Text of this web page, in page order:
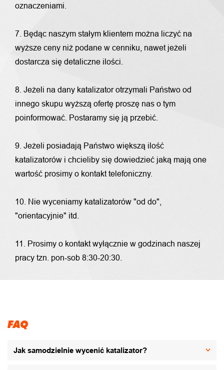
oznaczeniami.
7. Będąc naszym stałym klientem można liczyć na
wyższe ceny niż podane w cenniku, nawet jeżeli
dostarcza się detaliczne ilości.
8. Jeżeli na dany katalizator otrzymali Państwo od
innego skupu wyższą ofertę proszę nas o tym
poinformować. Postaramy się ją przebić.
9. Jeżeli posiadają Państwo większą ilość
katalizatorów i chcieliby się dowiedzieć jaką mają one
wartość prosimy o kontakt telefoniczny.
10. Nie wyceniamy katalizatorów "od do",
"orientacyjnie" itd.
11. Prosimy o kontakt wyłącznie w godzinach naszej
pracy tzn. pon-sob 8:30-20:30.
FAQ
Jak samodzielnie wycenić katalizator?